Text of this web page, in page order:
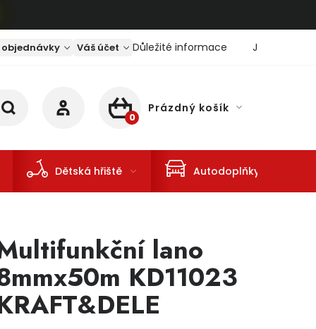
Váš účet Důležité informace Jaký je
NÁKUPNÍ KOŠÍK
Prázdný košík
Dětská hřiště Autodoplňky
lano
KD11023